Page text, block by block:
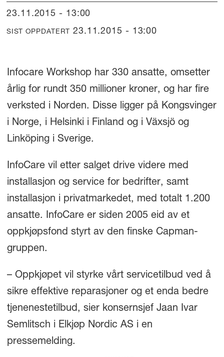
23.11.2015 - 13:00
SIST OPPDATERT 23.11.2015 - 13:00
Infocare Workshop har 330 ansatte, omsetter
årlig for rundt 350 millioner kroner, og har fire
verksted i Norden. Disse ligger på Kongsvinger
i Norge, i Helsinki i Finland og i Växsjö og
Linköping i Sverige.
InfoCare vil etter salget drive videre med
installasjon og service for bedrifter, samt
installasjon i privatmarkedet, med totalt 1.200
ansatte. InfoCare er siden 2005 eid av et
oppkjøpsfond styrt av den finske Capman-
gruppen.
– Oppkjøpet vil styrke vårt servicetilbud ved å
sikre effektive reparasjoner og et enda bedre
tjenenestetilbud, sier konsernsjef Jaan Ivar
Semlitsch i Elkjøp Nordic AS i en
pressemelding.